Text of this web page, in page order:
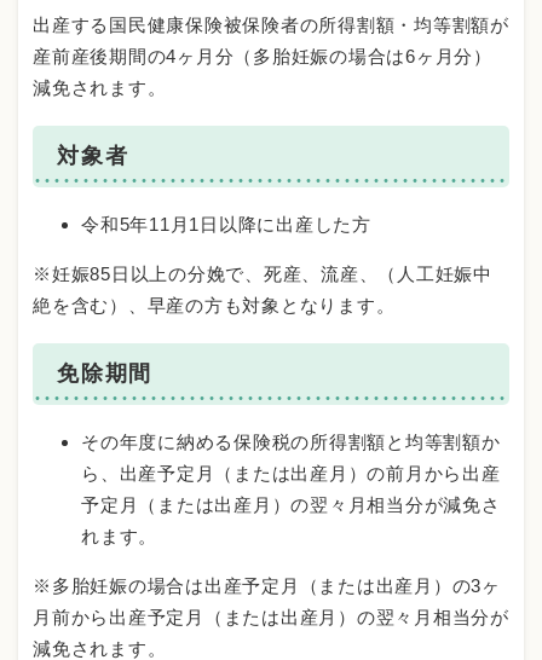
出産する国民健康保険被保険者の所得割額・均等割額が
産前産後期間の4ヶ月分（多胎妊娠の場合は6ヶ月分）
減免されます。
対象者
令和5年11月1日以降に出産した方
※妊娠85日以上の分娩で、死産、流産、（人工妊娠中
絶を含む）、早産の方も対象となります。
免除期間
その年度に納める保険税の所得割額と均等割額か
ら、出産予定月（または出産月）の前月から出産
予定月（または出産月）の翌々月相当分が減免さ
れます。
※多胎妊娠の場合は出産予定月（または出産月）の3ヶ
月前から出産予定月（または出産月）の翌々月相当分が
減免されます。